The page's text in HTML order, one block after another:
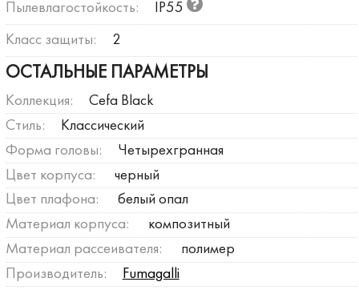
Пылевлагостойкость: IP55
Класс защиты: 2
ОСТАЛЬНЫЕ ПАРАМЕТРЫ
Коллекция:
Cefa Black
Стиль:
Классический
Форма головы:
Четырехгранная
Цвет корпуса:
черный
Цвет плафона:
белый опал
Материал корпуса:
композитный
Материал рассеивателя:
полимер
Производитель:
Fumagalli